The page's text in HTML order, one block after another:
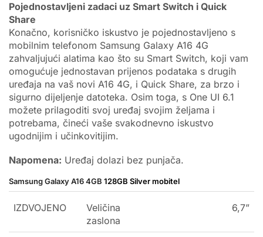
Pojednostavljeni zadaci uz Smart Switch i Quick
Share
Konačno, korisničko iskustvo je pojednostavljeno s
mobilnim telefonom Samsung Galaxy A16 4G
zahvaljujući alatima kao što su Smart Switch, koji vam
omogućuje jednostavan prijenos podataka s drugih
uređaja na vaš novi A16 4G, i Quick Share, za brzo i
sigurno dijeljenje datoteka. Osim toga, s One UI 6.1
možete prilagoditi svoj uređaj svojim željama i
potrebama, čineći vaše svakodnevno iskustvo
ugodnijim i učinkovitijim.
Napomena: Uređaj dolazi bez punjača.
SamsungGalaxy A16 4GB 128GB Silver mobitel
IZDVOJENO
Veličina
zaslona
6,7”